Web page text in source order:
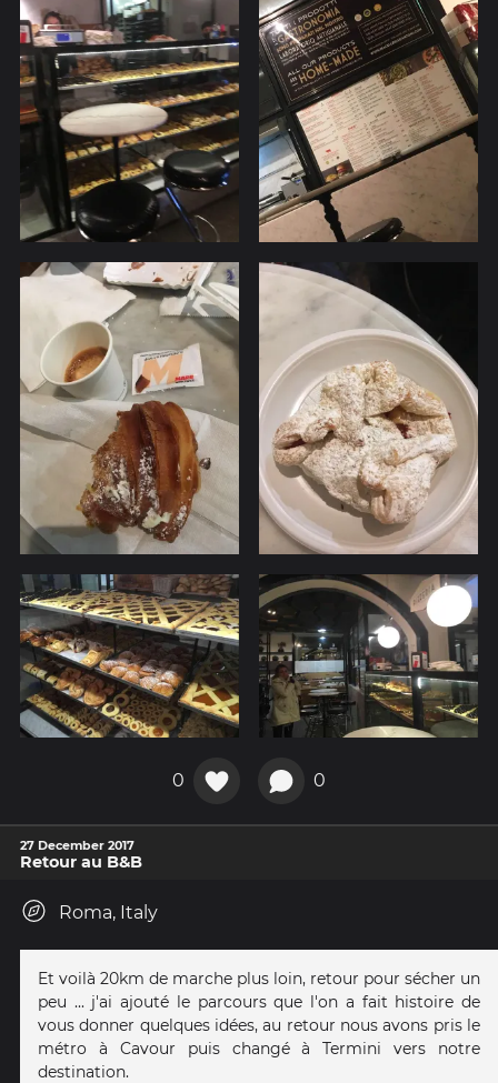
0 0
27 December 2017
Retour au B&B
Roma, Italy
Et voilà 20km de marche plus loin, retour pour sécher un
peu ... j'ai ajouté le parcours que l'on a fait histoire de
vous donner quelques idées, au retour nous avons pris le
métro à Cavour puis changé à Termini vers notre
destination.